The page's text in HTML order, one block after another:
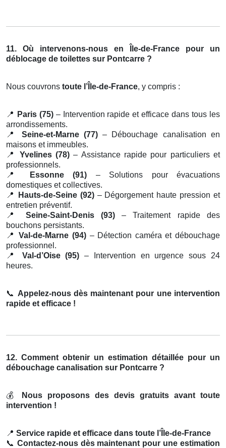
11. Où intervenons-nous en Île-de-France pour un
déblocage de toilettes sur Pontcarre ?
Nous couvrons toute l’Île-de-France, y compris :
📍 Paris (75)– Intervention rapide et efficace dans tous les
arrondissements.
📍
Seine-et-Marne (77)– Débouchage canalisation en
maisons et immeubles.
📍
Yvelines (78) – Assistance rapide pour particuliers et
professionnels.
📍
Essonne (91) – Solutions pour évacuations
domestiques et collectives.
📍
Hauts-de-Seine (92)– Dégorgement haute pression et
entretien préventif.
📍
Seine-Saint-Denis (93)– Traitement rapide des
bouchons persistants.
📍
Val-de-Marne (94)– Détection caméra et débouchage
professionnel.
📍
Val-d’Oise (95) – Intervention en urgence sous 24
heures.
📞 Appelez-nous dès maintenant pour une intervention
rapide et efficace !
12. Comment obtenir un estimation détaillée pour un
débouchage canalisation sur Pontcarre ?
💰
Nous proposons des devis gratuits avant toute
intervention !
📍 Service rapide et efficace dans toute l’Île-de-France
📞 Contactez-nous dès maintenant pour une estimation